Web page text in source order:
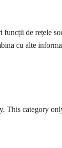
de rețele
cu alte
category